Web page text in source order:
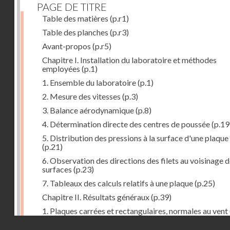
PAGE DE TITRE
Table des matières (p.r1)
Table des planches (p.r3)
Avant-propos (p.r5)
Chapitre I. Installation du laboratoire et méthodes
employées (p.1)
1. Ensemble du laboratoire(p.1)
2. Mesure des vitesses (p.3)
3. Balance aérodynamique(p.8)
4. Détermination directe des centres de poussée
5. Distribution des pressions à la surface d'une plaque
(p.21)
6. Observation des directions des filets au voisinage
surfaces (p.23)
7. Tableaux des calculs relatifs à une plaque(p.25)
Chapitre II. Résultats généraux(p.39)
1. Plaques carrées et rectangulaires, normales au vent